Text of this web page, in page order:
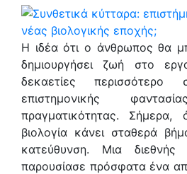
Η ιδέα ότι ο άνθρωπος θα
δημιουργήσει ζωή στο
δεκαετίες
επιστημονικής
πραγματικότητας. Σήμερα,
βιολογία κάνει σταθερά
κατεύθυνση. Μια διεθνής
παρουσίασε πρόσφατα ένα